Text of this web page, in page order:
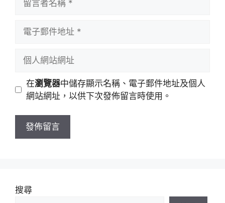
址
站
址
在瀏覽器中儲存顯示名稱、電子郵件地址及個人
網站網址，以供下次發佈留言時使用。
搜尋